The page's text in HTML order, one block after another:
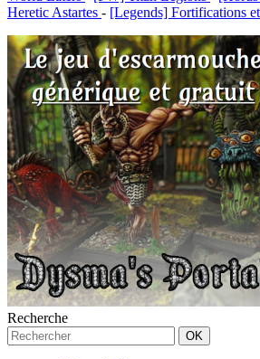
Heretic Astartes - [Legends] Fortifications
Recherche